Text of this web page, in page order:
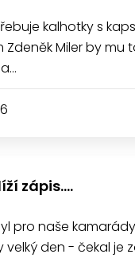
kalhotky s
Zdeněk Miler by mu
zápis....
pro naše kamarády
velký den - čekal je